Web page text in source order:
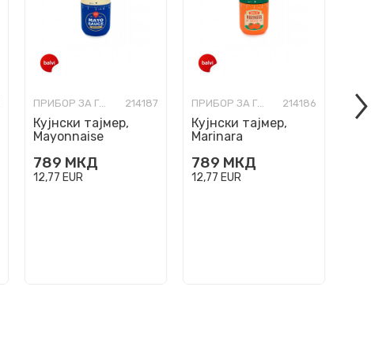
ПРИБОР ЗА ГОТВЕЊЕ, СЕРВИРАЊЕ И ЈАДЕЊЕ 214187
Кујнски тајмер,
Mayonnaise
789 МКД
12,77 EUR
ПРИБОР ЗА ГОТВЕЊЕ, СЕРВИРАЊЕ И ЈАДЕЊЕ 214186
Кујнски тајмер,
Marinara
789 МКД
12,77 EUR